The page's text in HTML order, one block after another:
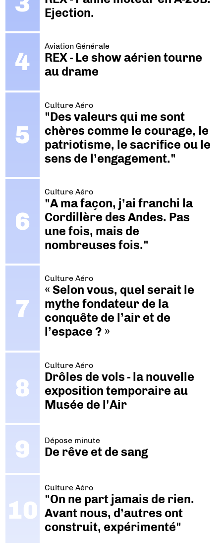
Ejection.
Aviation Générale
REX - Le show aérien tourne
au drame
Culture Aéro
"Des valeurs qui me sont
chères comme le courage, le
patriotisme, le sacrifice ou le
sens de l’engagement."
Culture Aéro
"A ma façon, j’ai franchi la
Cordillère des Andes. Pas
une fois, mais de
nombreuses fois."
Culture Aéro
« Selon vous, quel serait le
mythe fondateur de la
conquête de l’air et de
l’espace ? »
Culture Aéro
Drôles de vols - la nouvelle
exposition temporaire au
Musée de l'Air
Dépose minute
De rêve et de sang
Culture Aéro
"On ne part jamais de rien.
Avant nous, d’autres ont
construit, expérimenté"